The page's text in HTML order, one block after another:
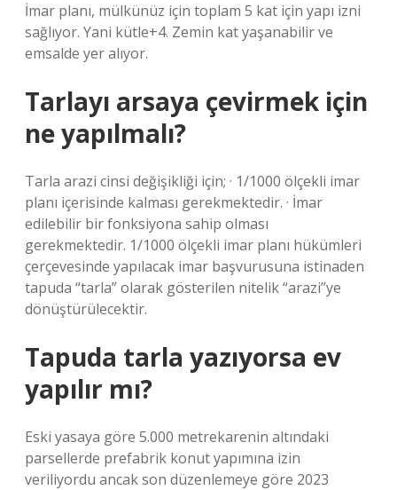
İmar planı, mülkünüz için toplam 5 kat için yapı izni
sağlıyor. Yani kütle+4. Zemin kat yaşanabilir ve
emsalde yer alıyor.
Tarlayı arsaya çevirmek için
ne yapılmalı?
Tarla arazi cinsi değişikliği için; · 1/1000 ölçekli imar
planı içerisinde kalması gerekmektedir. · İmar
edilebilir bir fonksiyona sahip olması
gerekmektedir. 1/1000 ölçekli imar planı hükümleri
çerçevesinde yapılacak imar başvurusuna istinaden
tapuda “tarla” olarak gösterilen nitelik “arazi”ye
dönüştürülecektir.
Tapuda tarla yazıyorsa ev
yapılır mı?
Eski yasaya göre 5.000 metrekarenin altındaki
parsellerde prefabrik konut yapımına izin
veriliyordu ancak son düzenlemeye göre 2023